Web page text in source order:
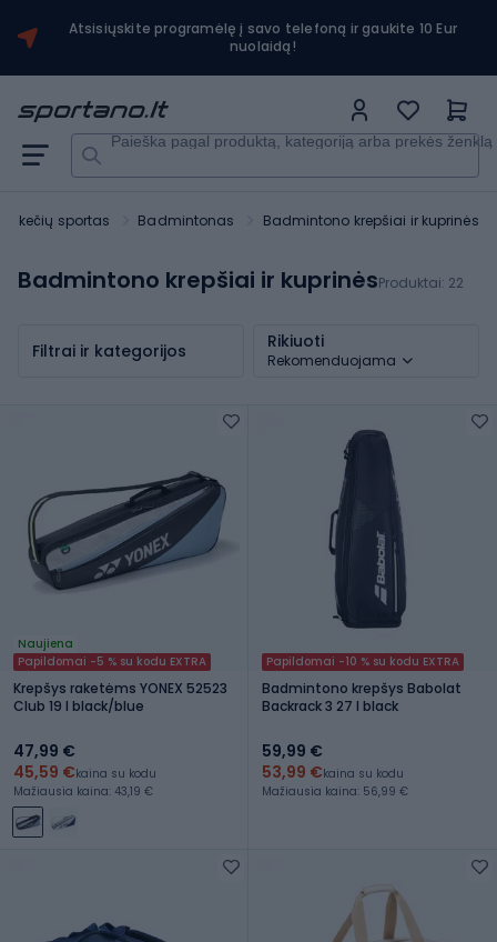
Atsisiųskite programėlę į savo telefoną ir gaukite 10 Eur
nuolaidą!
Paieška pagal produktą, kategoriją arba prekės ženklą
Rakečių sportas Badmintonas Badmintono krepšiai ir kuprinės
Badmintono krepšiai ir kuprinėsProduktai: 22
Filtrai ir kategorijos Rikiuoti
Rekomenduojama
Naujiena
Papildomai -5 % su kodu EXTRA
Krepšys raketėms YONEX 52523
Club 19 l black/blue
47,99 €
45,59 €kaina su kodu
Mažiausia kaina: 43,19 €
Papildomai -10 % su kodu EXTRA
Badmintono krepšys Babolat
Backrack 3 27 l black
59,99 €
53,99 €kaina su kodu
Mažiausia kaina: 56,99 €